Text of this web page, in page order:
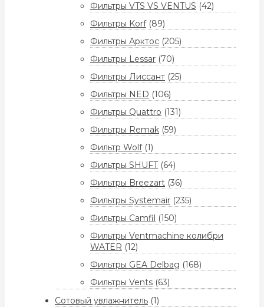
Фильтры VTS VS VENTUS (42)
Фильтры Korf (89)
Фильтры Арктос (205)
Фильтры Lessar (70)
Фильтры Лиссант (25)
Фильтры NED (106)
Фильтры Quattro (131)
Фильтры Remak (59)
Фильтр Wolf (1)
Фильтры SHUFT (64)
Фильтры Breezart (36)
Фильтры Systemair (235)
Фильтры Camfil (150)
Фильтры Ventmachine колибри
WATER (12)
Фильтры GEA Delbag (168)
Фильтры Vents (63)
Сотовый увлажнитель (1)